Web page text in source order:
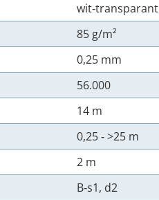
wit‑transparant
85 g/m²
0,25 mm
56.000
14 m
0,25 ‑ >25 m
2 m
B‑s1, d2